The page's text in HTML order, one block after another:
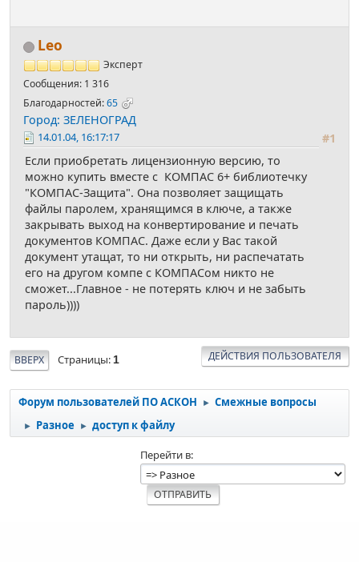
Leo
Эксперт
Сообщения: 1 316
Благодарностей:65
Город: ЗЕЛЕНОГРАД
#1
14.01.04, 16:17:17
Если приобретать лицензионную версию, то
можно купить вместе с КОМПАС 6+ библиотечку
"КОМПАС-Защита". Она позволяет защищать
файлы паролем, хранящимся в ключе, а также
закрывать выход на конвертирование и печать
документов КОМПАС. Даже если у Вас такой
документ утащат, то ни открыть, ни распечатать
его на другом компе с КОМПАСом никто не
сможет...Главное - не потерять ключ и не забыть
пароль))))
ВВЕРХ Страницы 1 ДЕЙСТВИЯ ПОЛЬЗОВАТЕЛЯ
Форум пользователей ПО АСКОН ► Смежные вопросы
► Разное ► доступ к файлу
Перейти в